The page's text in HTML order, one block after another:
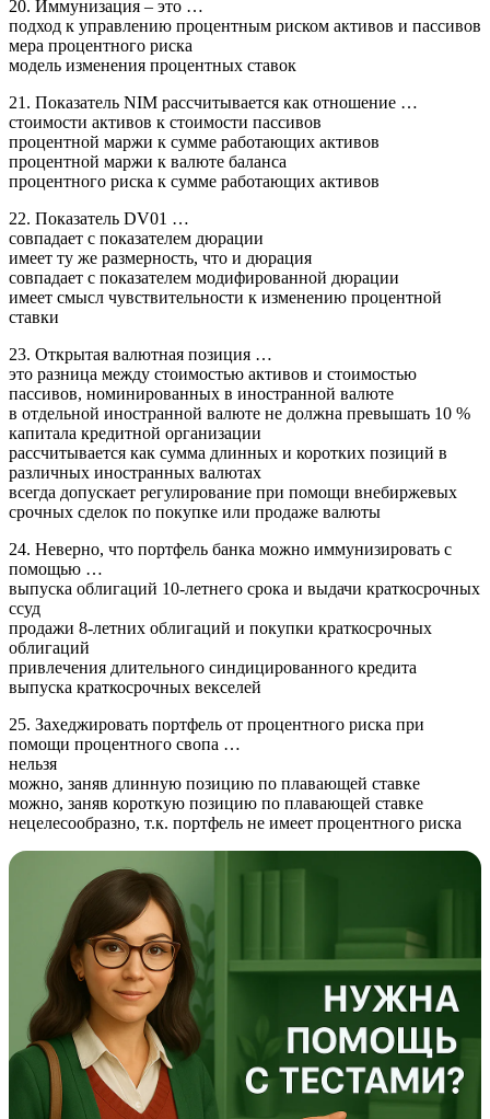
20. Иммунизация – это …
подход к управлению процентным риском активов и пассивов
мера процентного риска
модель изменения процентных ставок
21. Показатель NIM рассчитывается как отношение …
стоимости активов к стоимости пассивов
процентной маржи к сумме работающих активов
процентной маржи к валюте баланса
процентного риска к сумме работающих активов
22. Показатель DV01 …
совпадает с показателем дюрации
имеет ту же размерность, что и дюрация
совпадает с показателем модифированной дюрации
имеет смысл чувствительности к изменению процентной
ставки
23. Открытая валютная позиция …
это разница между стоимостью активов и стоимостью
пассивов, номинированных в иностранной валюте
в отдельной иностранной валюте не должна превышать 10 %
капитала кредитной организации
рассчитывается как сумма длинных и коротких позиций в
различных иностранных валютах
всегда допускает регулирование при помощи внебиржевых
срочных сделок по покупке или продаже валюты
24. Неверно, что портфель банка можно иммунизировать с
помощью …
выпуска облигаций 10-летнего срока и выдачи краткосрочных
ссуд
продажи 8-летних облигаций и покупки краткосрочных
облигаций
привлечения длительного синдицированного кредита
выпуска краткосрочных векселей
25. Захеджировать портфель от процентного риска при
помощи процентного свопа …
нельзя
можно, заняв длинную позицию по плавающей ставке
можно, заняв короткую позицию по плавающей ставке
нецелесообразно, т.к. портфель не имеет процентного риска